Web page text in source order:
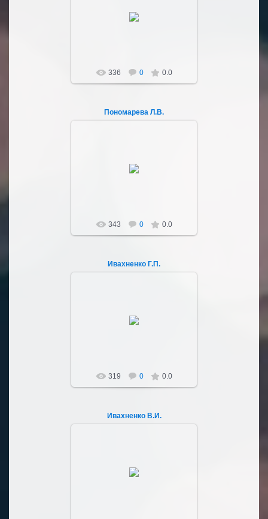
336 0 0.0
Пономарева Л.В.
343 0 0.0
Ивахненко Г.П.
319 0 0.0
Ивахненко В.И.